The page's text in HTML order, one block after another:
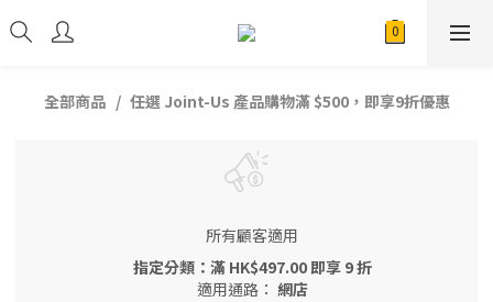
全部商品 任選 Joint-Us 產品⁠⁠購物滿 $500，即享9折優惠
所有顧客適用
指定分類：滿 HK$497.00 即享 9 折
適用通路： 網店